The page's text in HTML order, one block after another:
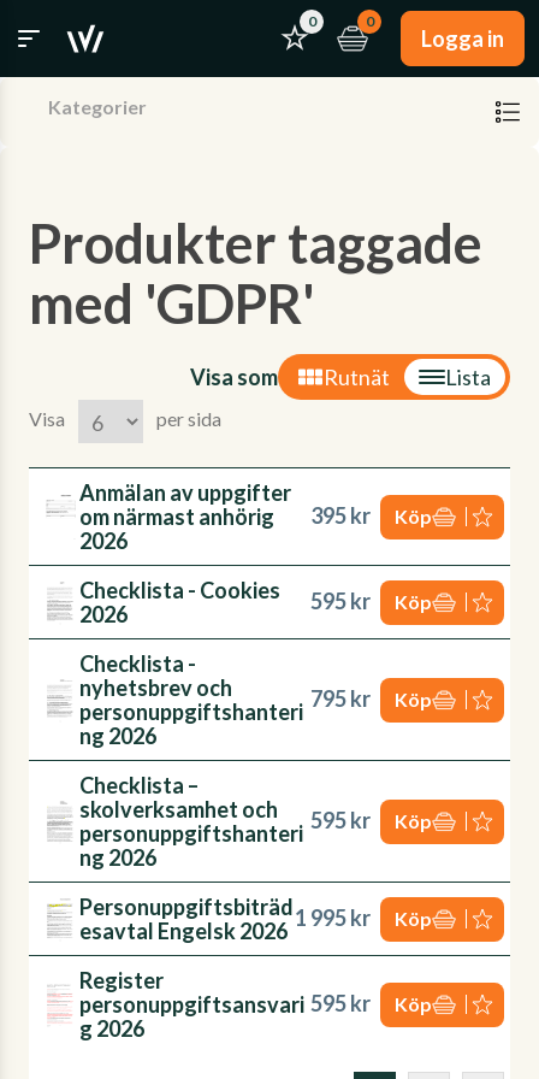
0 0
Logga in
Kategorier
Produkter taggade
med 'GDPR'
Visa som Rutnät Lista
Visa per sida
Anmälan av uppgifter
om närmast anhörig
2026
395 kr Köp
Checklista - Cookies
2026
595 kr Köp
Checklista -
nyhetsbrev och
personuppgiftshanteri
ng 2026
795 kr Köp
Checklista –
skolverksamhet och
personuppgiftshanteri
ng 2026
595 kr Köp
Personuppgiftsbiträd
esavtal Engelsk 2026 1 995 kr Köp
Register
personuppgiftsansvari
g 2026
595 kr Köp